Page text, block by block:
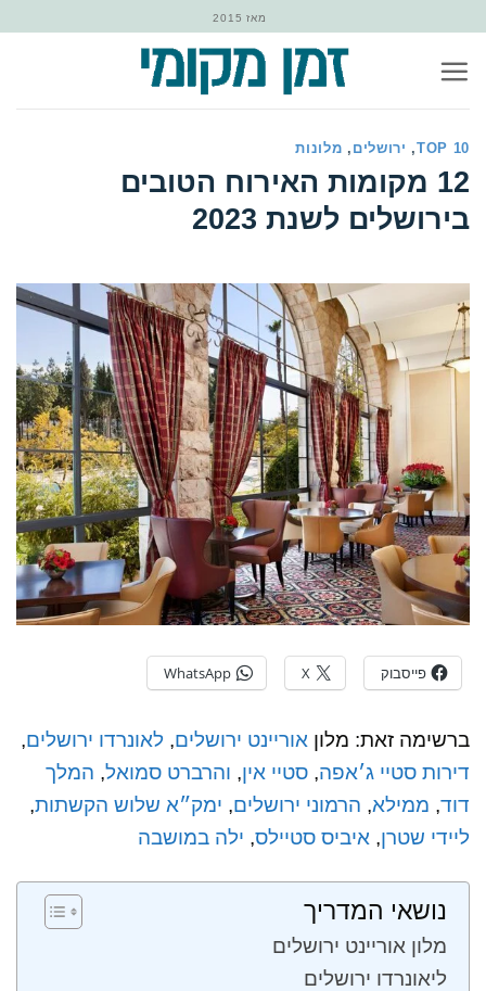
content
מאז 2015
TOP 10
, ירושלים , מלונות
‏12‏ מקומות האירוח הטובים
בירושלים לשנת 2023
פייסבוק X
WhatsApp
ברשימה זאת: מלון אוריינט ירושלים, לאונרדו ירושלים,
דירות סטיי ג׳אפה, סטיי אין, והרברט סמואל, המלך
דוד, ממילא, הרמוני ירושלים, ימק״א שלוש הקשתות,
ליידי שטרן, איביס סטיילס, ילה במושבה
נושאי המדריך
מלון אוריינט ירושלים
ליאונרדו ירושלים